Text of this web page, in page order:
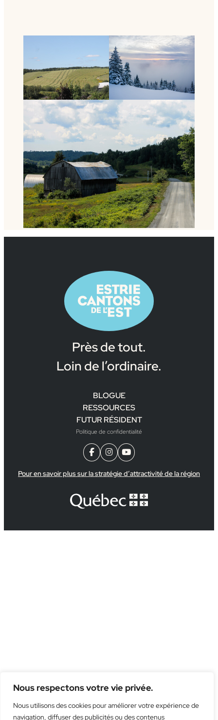
Nous respectons votre vie privée.
Nous utilisons des cookies pour améliorer votre expérience de
navigation, diffuser des publicités ou des contenus
Près de tout.
Loin de l’ordinaire.
BLOGUE
RESSOURCES
FUTUR RÉSIDENT
Politique de confidentialité
  
Pour en savoir plus sur la stratégie d’attractivité de la région